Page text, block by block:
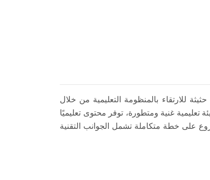
للارتقاء بالمنظومة التعليمية من خلال
تعليمية غنية ومتطورة، توفر محتوى تعليميًا
على خطة متكاملة تشمل الجوانب التقنية